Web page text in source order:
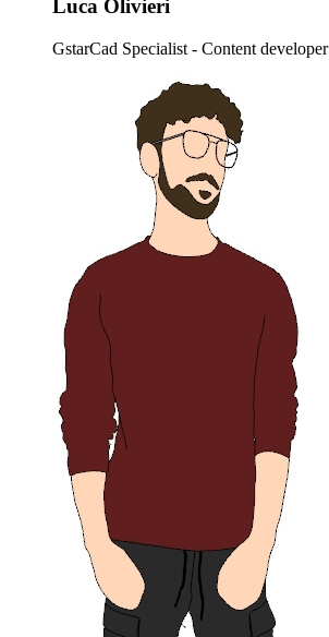
Luca Olivieri
GstarCad Specialist - Content developer